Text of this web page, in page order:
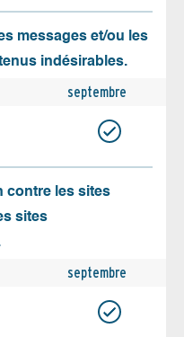
messages et/ou les
indésirables.
septembre
contre les sites
sites
septembre